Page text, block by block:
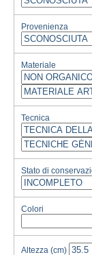
Provenienza
Materiale
Tecnica
Stato di
Colori
Altezza (cm)